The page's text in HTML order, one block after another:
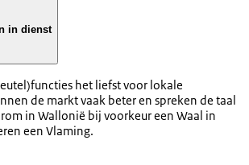
in dienst
het liefst voor lokale
de markt vaak beter en spreken de taal
in Wallonië bij voorkeur een Waal in
een Vlaming.